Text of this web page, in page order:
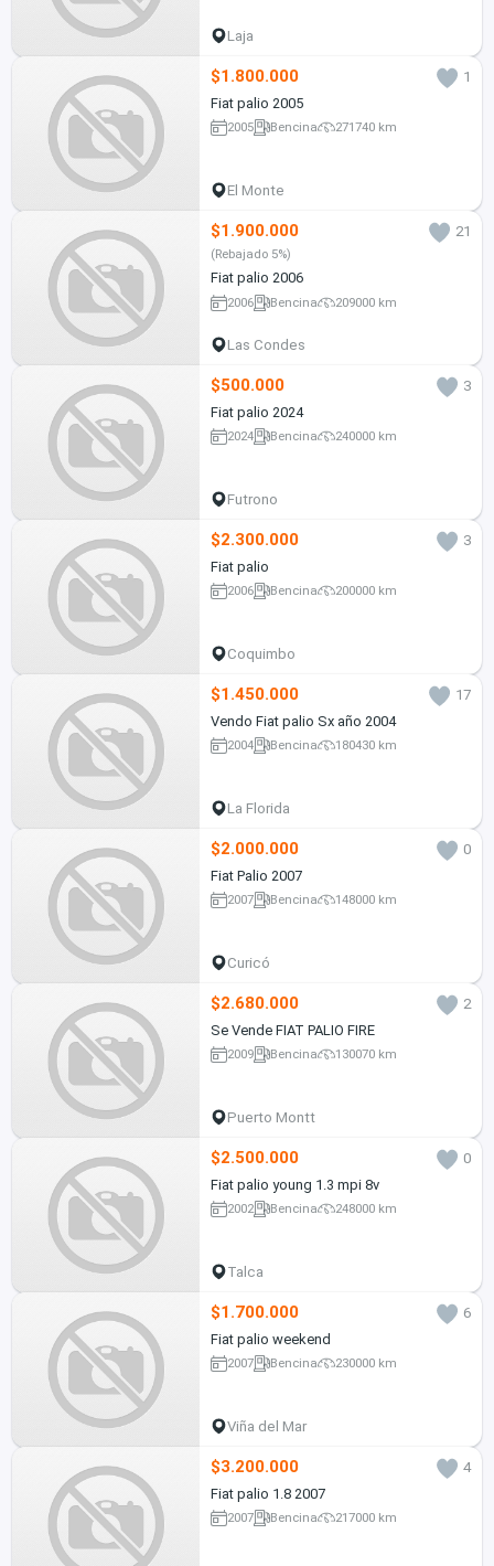
Laja
$1.800.000
1
Fiat palio 2005
2005 Bencina 271740 km
El Monte
$1.900.000 21
(Rebajado 5%)
Fiat palio 2006
2006 Bencina 209000 km
Las Condes
$500.000
3
Fiat palio 2024
2024 Bencina 240000 km
Futrono
$2.300.000
3
Fiat palio
2006 Bencina 200000 km
Coquimbo
$1.450.000
17
Vendo Fiat palio Sx año 2004
2004 Bencina 180430 km
La Florida
$2.000.000
0
Fiat Palio 2007
2007 Bencina 148000 km
Curicó
$2.680.000
2
Se Vende FIAT PALIO FIRE
2009 Bencina 130070 km
Puerto Montt
$2.500.000
0
Fiat palio young 1.3 mpi 8v
2002 Bencina 248000 km
Talca
$1.700.000
6
Fiat palio weekend
2007 Bencina 230000 km
Viña del Mar
$3.200.000
4
Fiat palio 1.8 2007
2007 Bencina 217000 km